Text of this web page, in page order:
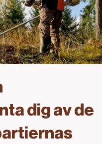
dig av de